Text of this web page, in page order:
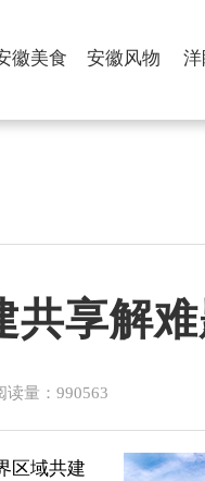
徽美食 安徽风物
共享解
量：990563
区域共建